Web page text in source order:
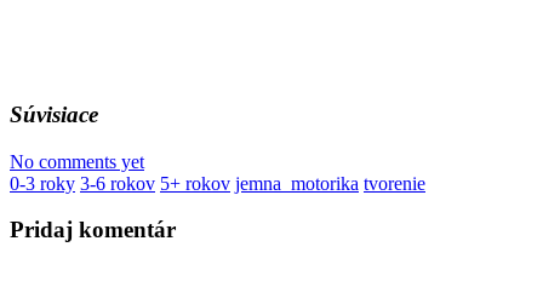
Súvisiace
No comments yet
0-3 roky 3-6 rokov 5+ rokov jemna_motorika tvorenie
Pridaj komentár